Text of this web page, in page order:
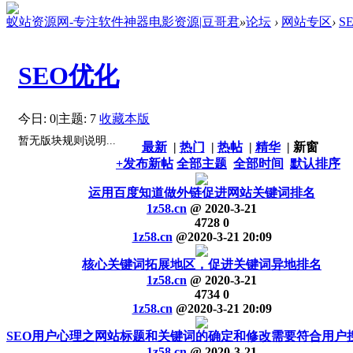
蚁站资源网-专注软件神器电影资源|豆哥君»论坛 › 网站专区›
SEO优化
今日: 0|主题: 7 收藏本版
暂无版块规则说明... 最新 | 热门 | 热帖 | 精华 | 新窗
+发布新帖 全部主题 全部时间 默认排序
运用百度知道做外链促进网站关键词排名
1z58.cn @ 2020-3-21
4728 0
1z58.cn @2020-3-21 20:09
核心关键词拓展地区，促进关键词异地排名
1z58.cn @ 2020-3-21
4734 0
1z58.cn @2020-3-21 20:09
SEO用户心理之网站标题和关键词的确定和修改需要符合用户